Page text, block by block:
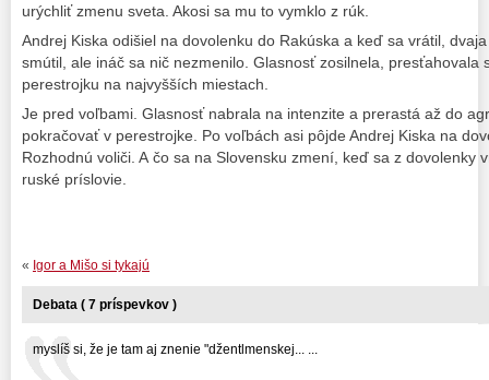
urýchliť zmenu sveta. Akosi sa mu to vymklo z rúk.
Andrej Kiska odišiel na dovolenku do Rakúska a keď sa vrátil,
smútil, ale ináč sa nič nezmenilo. Glasnosť zosilnela, presťahovala
perestrojku na najvyšších miestach.
Je pred voľbami. Glasnosť nabrala na intenzite a prerastá až do
pokračovať v perestrojke. Po voľbách asi pôjde Andrej Kiska na
Rozhodnú voliči. A čo sa na Slovensku zmení, keď sa z dovolenky
ruské príslovie.
« Igor a Mišo si tykajú
Debata ( 7 príspevkov )
myslíš si, že je tam aj znenie "džentlmenskej... ...